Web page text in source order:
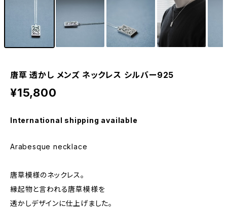
唐草 透かし メンズ ネックレス シルバー925
¥15,800
International shipping available
Arabesque necklace
唐草模様のネックレス。
縁起物と言われる唐草模様を
透かしデザインに仕上げました。